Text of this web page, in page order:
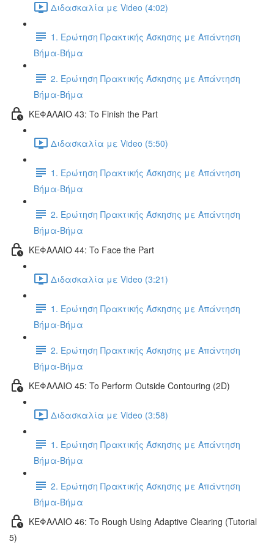
Διδασκαλία με Video (4:02)
1. Ερώτηση Πρακτικής Άσκησης με Απάντηση
Βήμα-Βήμα
2. Ερώτηση Πρακτικής Άσκησης με Απάντηση
Βήμα-Βήμα
ΚΕΦΑΛΑΙΟ 43: To Finish the Part
Διδασκαλία με Video (5:50)
1. Ερώτηση Πρακτικής Άσκησης με Απάντηση
Βήμα-Βήμα
2. Ερώτηση Πρακτικής Άσκησης με Απάντηση
Βήμα-Βήμα
ΚΕΦΑΛΑΙΟ 44: To Face the Part
Διδασκαλία με Video (3:21)
1. Ερώτηση Πρακτικής Άσκησης με Απάντηση
Βήμα-Βήμα
2. Ερώτηση Πρακτικής Άσκησης με Απάντηση
Βήμα-Βήμα
ΚΕΦΑΛΑΙΟ 45: To Perform Outside Contouring (2D)
Διδασκαλία με Video (3:58)
1. Ερώτηση Πρακτικής Άσκησης με Απάντηση
Βήμα-Βήμα
2. Ερώτηση Πρακτικής Άσκησης με Απάντηση
Βήμα-Βήμα
ΚΕΦΑΛΑΙΟ 46: To Rough Using Adaptive Clearing (Tutorial
5)